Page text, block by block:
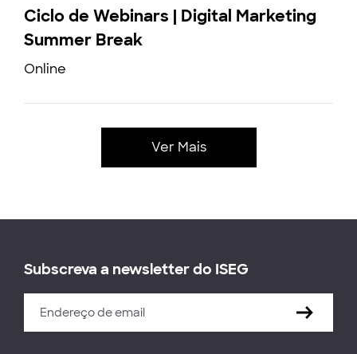
Ciclo de Webinars | Digital Marketing
Summer Break
Online
Ver Mais
Subscreva a newsletter do ISEG